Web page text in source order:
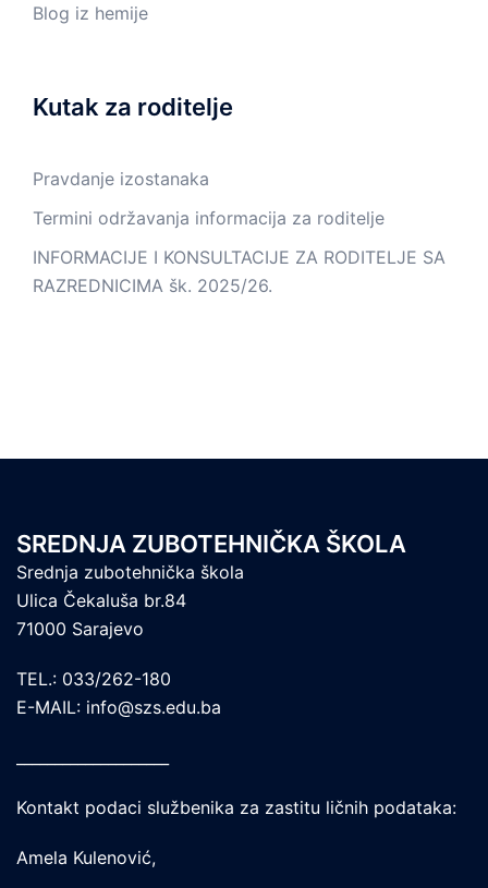
Blog iz hemije
Kutak za roditelje
Pravdanje izostanaka
Termini održavanja informacija za roditelje
INFORMACIJE I KONSULTACIJE ZA RODITELJE SA
RAZREDNICIMA šk. 2025/26.
SREDNJA ZUBOTEHNIČKA ŠKOLA
Srednja zubotehnička škola
Ulica Čekaluša br.84
71000 Sarajevo
TEL.: 033/262-180
E-MAIL: info@szs.edu.ba
Kontakt podaci službenika za zastitu ličnih podataka:
Amela Kulenović,